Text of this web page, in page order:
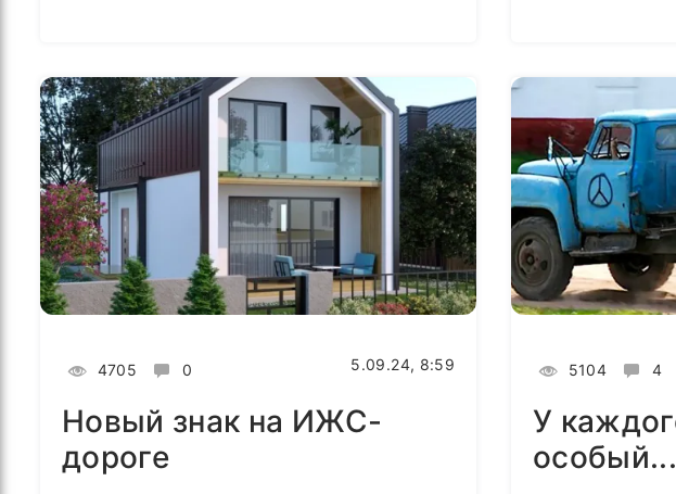
4705 0 5.09.24, 8:59
Новый знак на ИЖС-
дороге
5104 4
У
особый...